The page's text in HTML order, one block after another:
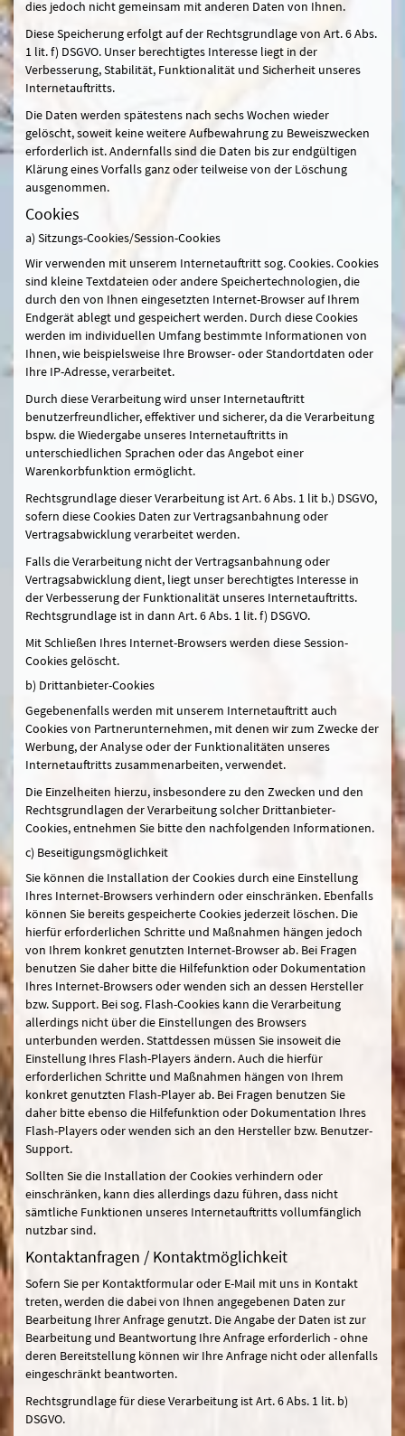
dies jedoch nicht gemeinsam mit anderen Daten von Ihnen.
Diese Speicherung erfolgt auf der Rechtsgrundlage von Art. 6 Abs.
1 lit. f) DSGVO. Unser berechtigtes Interesse liegt in der
Verbesserung, Stabilität, Funktionalität und Sicherheit unseres
Internetauftritts.
Die Daten werden spätestens nach sechs Wochen wieder
gelöscht, soweit keine weitere Aufbewahrung zu Beweiszwecken
erforderlich ist. Andernfalls sind die Daten bis zur endgültigen
Klärung eines Vorfalls ganz oder teilweise von der Löschung
ausgenommen.
Cookies
a) Sitzungs-Cookies/Session-Cookies
Wir verwenden mit unserem Internetauftritt sog. Cookies. Cookies
sind kleine Textdateien oder andere Speichertechnologien, die
durch den von Ihnen eingesetzten Internet-Browser auf Ihrem
Endgerät ablegt und gespeichert werden. Durch diese Cookies
werden im individuellen Umfang bestimmte Informationen von
Ihnen, wie beispielsweise Ihre Browser- oder Standortdaten oder
Ihre IP-Adresse, verarbeitet.
Durch diese Verarbeitung wird unser Internetauftritt
benutzerfreundlicher, effektiver und sicherer, da die Verarbeitung
bspw. die Wiedergabe unseres Internetauftritts in
unterschiedlichen Sprachen oder das Angebot einer
Warenkorbfunktion ermöglicht.
Rechtsgrundlage dieser Verarbeitung ist Art. 6 Abs. 1 lit b.) DSGVO,
sofern diese Cookies Daten zur Vertragsanbahnung oder
Vertragsabwicklung verarbeitet werden.
Falls die Verarbeitung nicht der Vertragsanbahnung oder
Vertragsabwicklung dient, liegt unser berechtigtes Interesse in
der Verbesserung der Funktionalität unseres Internetauftritts.
Rechtsgrundlage ist in dann Art. 6 Abs. 1 lit. f) DSGVO.
Mit Schließen Ihres Internet-Browsers werden diese Session-
Cookies gelöscht.
b) Drittanbieter-Cookies
Gegebenenfalls werden mit unserem Internetauftritt auch
Cookies von Partnerunternehmen, mit denen wir zum Zwecke der
Werbung, der Analyse oder der Funktionalitäten unseres
Internetauftritts zusammenarbeiten, verwendet.
Die Einzelheiten hierzu, insbesondere zu den Zwecken und den
Rechtsgrundlagen der Verarbeitung solcher Drittanbieter-
Cookies, entnehmen Sie bitte den nachfolgenden Informationen.
c) Beseitigungsmöglichkeit
Sie können die Installation der Cookies durch eine Einstellung
Ihres Internet-Browsers verhindern oder einschränken. Ebenfalls
können Sie bereits gespeicherte Cookies jederzeit löschen. Die
hierfür erforderlichen Schritte und Maßnahmen hängen jedoch
von Ihrem konkret genutzten Internet-Browser ab. Bei Fragen
benutzen Sie daher bitte die Hilfefunktion oder Dokumentation
Ihres Internet-Browsers oder wenden sich an dessen Hersteller
bzw. Support. Bei sog. Flash-Cookies kann die Verarbeitung
allerdings nicht über die Einstellungen des Browsers
unterbunden werden. Stattdessen müssen Sie insoweit die
Einstellung Ihres Flash-Players ändern. Auch die hierfür
erforderlichen Schritte und Maßnahmen hängen von Ihrem
konkret genutzten Flash-Player ab. Bei Fragen benutzen Sie
daher bitte ebenso die Hilfefunktion oder Dokumentation Ihres
Flash-Players oder wenden sich an den Hersteller bzw. Benutzer-
Support.
Sollten Sie die Installation der Cookies verhindern oder
einschränken, kann dies allerdings dazu führen, dass nicht
sämtliche Funktionen unseres Internetauftritts vollumfänglich
nutzbar sind.
Kontaktanfragen / Kontaktmöglichkeit
Sofern Sie per Kontaktformular oder E-Mail mit uns in Kontakt
treten, werden die dabei von Ihnen angegebenen Daten zur
Bearbeitung Ihrer Anfrage genutzt. Die Angabe der Daten ist zur
Bearbeitung und Beantwortung Ihre Anfrage erforderlich - ohne
deren Bereitstellung können wir Ihre Anfrage nicht oder allenfalls
eingeschränkt beantworten.
Rechtsgrundlage für diese Verarbeitung ist Art. 6 Abs. 1 lit. b)
DSGVO.